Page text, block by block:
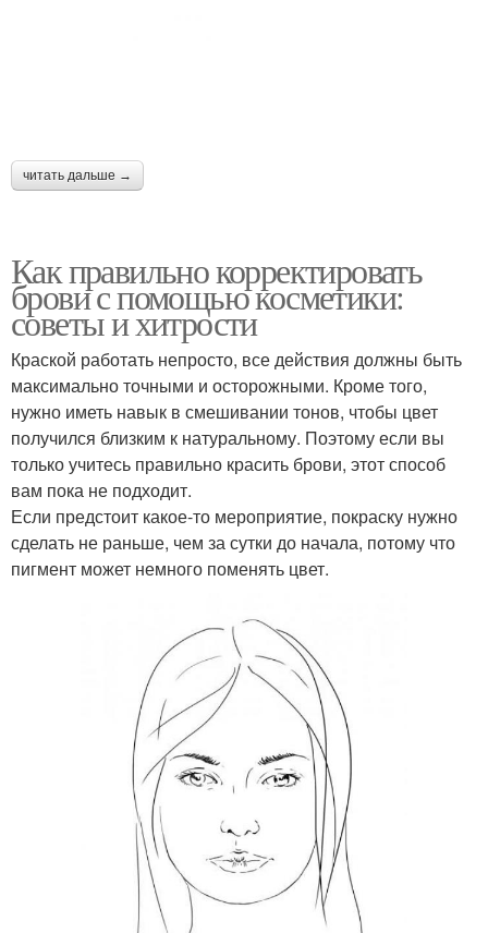
читать дальше →
Как правильно корректировать
брови с помощью косметики:
советы и хитрости
Краской работать непросто, все действия должны быть
максимально точными и осторожными. Кроме того,
нужно иметь навык в смешивании тонов, чтобы цвет
получился близким к натуральному. Поэтому если вы
только учитесь правильно красить брови, этот способ
вам пока не подходит.
Если предстоит какое-то мероприятие, покраску нужно
сделать не раньше, чем за сутки до начала, потому что
пигмент может немного поменять цвет.